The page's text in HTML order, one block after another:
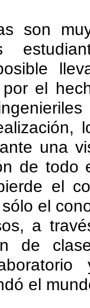
son
el
una
de todo
el
el
a
de
el